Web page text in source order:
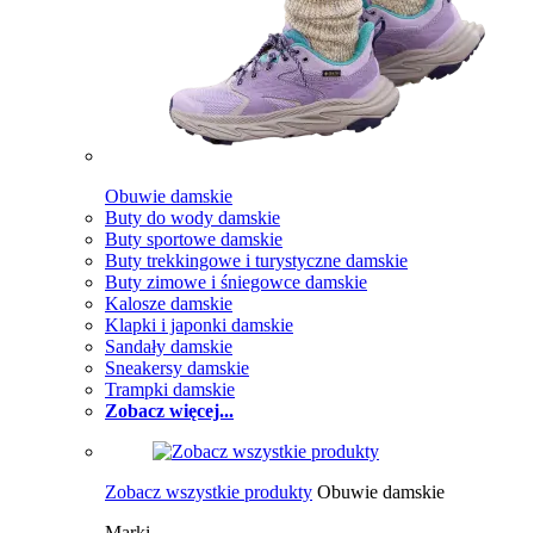
Obuwie damskie
Buty do wody damskie
Buty sportowe damskie
Buty trekkingowe i turystyczne damskie
Buty zimowe i śniegowce damskie
Kalosze damskie
Klapki i japonki damskie
Sandały damskie
Sneakersy damskie
Trampki damskie
Zobacz więcej...
Zobacz wszystkie produkty Obuwie damskie